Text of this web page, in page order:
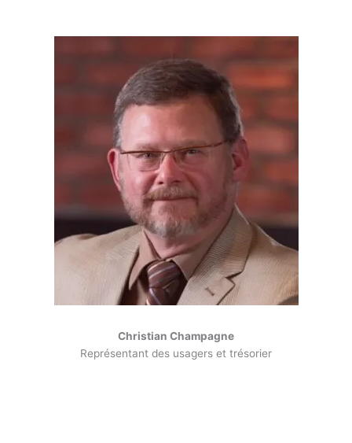
Christian Champagne
Représentant des usagers et trésorier